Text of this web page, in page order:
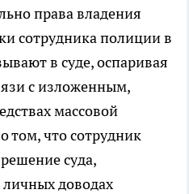
права владения
сотрудника полиции в
в суде, оспаривая
с изложенным,
массовой
том, что сотрудник
суда,
доводах